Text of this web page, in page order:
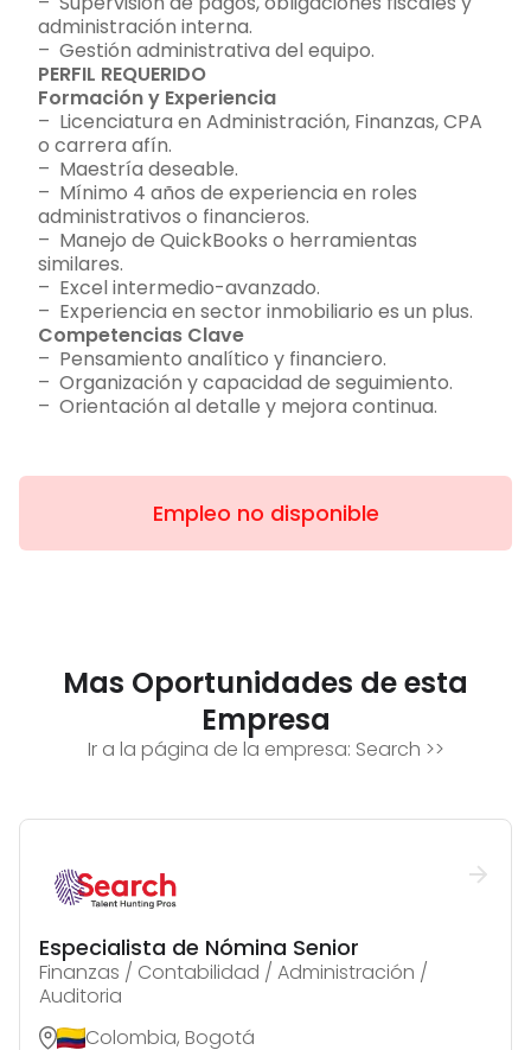
administración interna.
– Gestión administrativa del equipo.
PERFIL REQUERIDO
Formación y Experiencia
– Licenciatura en Administración, Finanzas, CPA
o carrera afín.
– Maestría deseable.
– Mínimo 4 años de experiencia en roles
administrativos o financieros.
– Manejo de QuickBooks o herramientas
similares.
– Excel intermedio-avanzado.
– Experiencia en sector inmobiliario es un plus.
Competencias Clave
– Pensamiento analítico y financiero.
– Organización y capacidad de seguimiento.
– Orientación al detalle y mejora continua.
Empleo no disponible
Mas Oportunidades de esta
Empresa
Ir a la página de la empresa: Search >>
Especialista de Nómina Senior
Finanzas / Contabilidad / Administración /
Auditoria
Colombia, Bogotá